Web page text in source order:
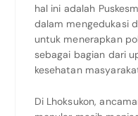
hal ini adalah
dalam mengedukasi
untuk menerapkan
sebagai bagian dari
kesehatan
Di Lhoksukon,